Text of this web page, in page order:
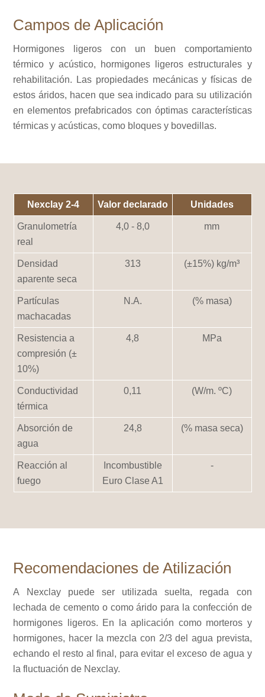
Campos de Aplicación
Hormigones ligeros con un buen comportamiento
térmico y acústico, hormigones ligeros estructurales y
rehabilitación. Las propiedades mecánicas y físicas de
estos áridos, hacen que sea indicado para su utilización
en elementos prefabricados con óptimas características
térmicas y acústicas, como bloques y bovedillas.
Nexclay 2-4 Valor declarado Unidades
Granulometría
real
4,0 - 8,0 mm
Densidad
aparente seca
313 (±15%) kg/m³
Partículas
machacadas
N.A. (% masa)
Resistencia a
compresión (±
10%)
4,8 MPa
Conductividad
térmica
0,11 (W/m. ºC)
Absorción de
agua
24,8 (% masa seca)
Reacción al
fuego
Incombustible
Euro Clase A1
-
Recomendaciones de Atilización
A Nexclay puede ser utilizada suelta, regada con
lechada de cemento o como árido para la confección de
hormigones ligeros. En la aplicación como morteros y
hormigones, hacer la mezcla con 2/3 del agua prevista,
echando el resto al final, para evitar el exceso de agua y
la fluctuación de Nexclay.